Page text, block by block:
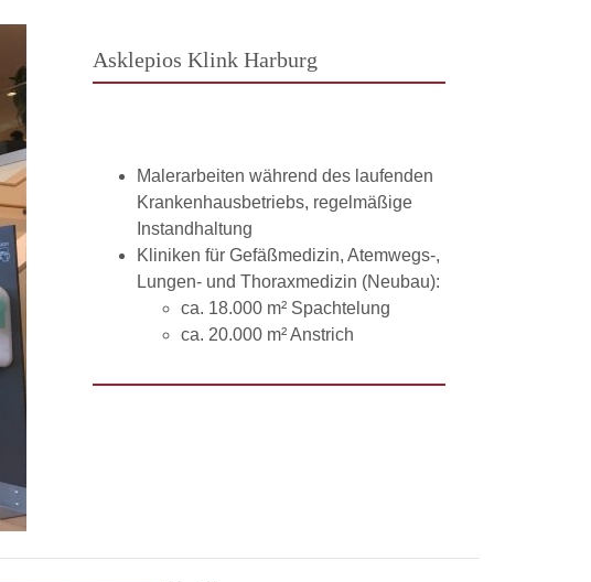
Asklepios Klink Harburg
Malerarbeiten während des laufenden
Krankenhausbetriebs, regelmäßige
Instandhaltung
Kliniken für Gefäßmedizin, Atemwegs-,
Lungen- und Thoraxmedizin (Neubau):
ca. 18.000 m² Spachtelung
ca. 20.000 m² Anstrich